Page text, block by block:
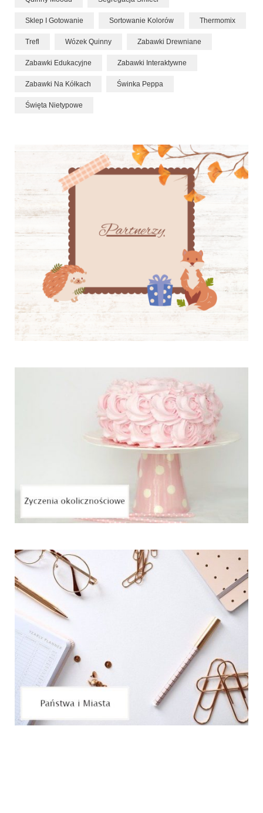
Sklep I Gotowanie Sortowanie Kolorów Thermomix
Trefl Wózek Quinny Zabawki Drewniane
Zabawki Edukacyjne Zabawki Interaktywne
Zabawki Na Kółkach Świnka Peppa
Święta Nietypowe